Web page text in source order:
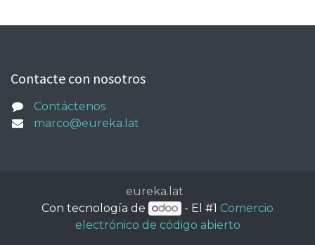
Contacte con nosotros
Contáctenos
marco@eureka.lat
eureka.lat
Con tecnología de
- El #1 Comercio
electrónico de código abierto